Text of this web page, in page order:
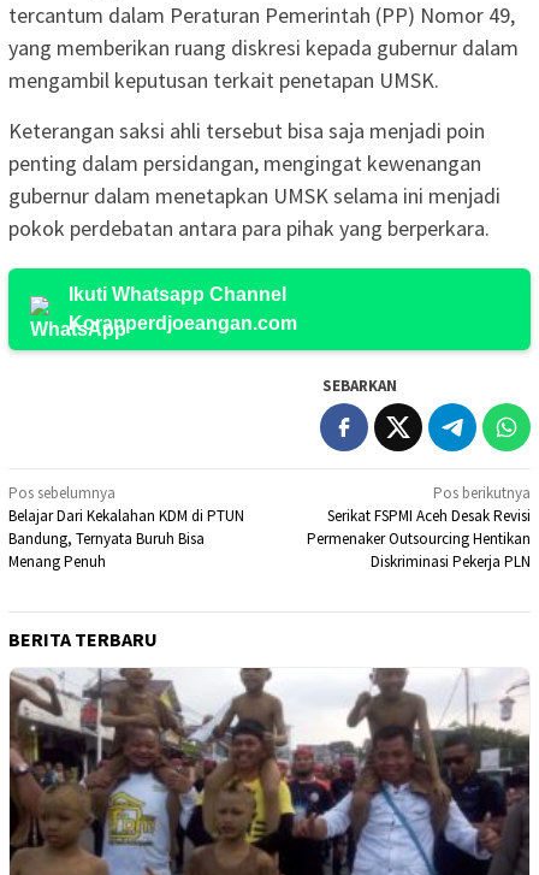
tercantum dalam Peraturan Pemerintah (PP) Nomor 49,
yang memberikan ruang diskresi kepada gubernur dalam
mengambil keputusan terkait penetapan UMSK.
Keterangan saksi ahli tersebut bisa saja menjadi poin
penting dalam persidangan, mengingat kewenangan
gubernur dalam menetapkan UMSK selama ini menjadi
pokok perdebatan antara para pihak yang berperkara.
Ikuti Whatsapp Channel
Koranperdjoeangan.com
SEBARKAN
Navigasi
pos
Pos sebelumnya
Belajar Dari Kekalahan KDM di PTUN
Bandung, Ternyata Buruh Bisa
Menang Penuh
Pos berikutnya
Serikat FSPMI Aceh Desak Revisi
Permenaker Outsourcing Hentikan
Diskriminasi Pekerja PLN
BERITA TERBARU